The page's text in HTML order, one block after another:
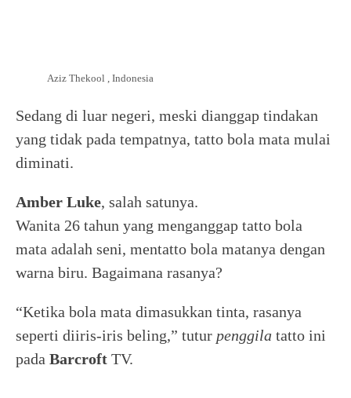
Aziz Thekool , Indonesia
Sedang di luar negeri, meski dianggap tindakan
yang tidak pada tempatnya, tatto bola mata mulai
diminati.
Amber Luke, salah satunya.
Wanita 26 tahun yang menganggap tatto bola
mata adalah seni, mentatto bola matanya dengan
warna biru. Bagaimana rasanya?
“Ketika bola mata dimasukkan tinta, rasanya
seperti diiris-iris beling,” tutur penggila tatto ini
pada Barcroft TV.